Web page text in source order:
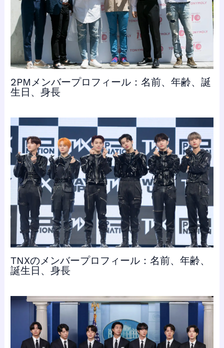
2PMメンバープロフィール：名前、年齢、誕
生日、身長
TNXのメンバープロフィール：名前、年齢、
誕生日、身長